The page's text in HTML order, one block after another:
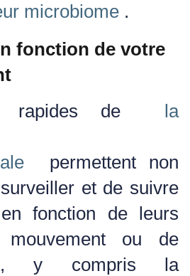
microbiome .
fonction de votre
rapides de la
permettent non
et de suivre
fonction de leurs
ou de
y compris la